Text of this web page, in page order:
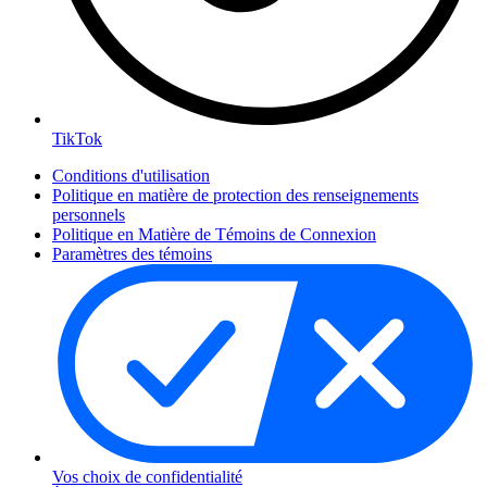
TikTok
Conditions d'utilisation
Politique en matière de protection des renseignements
personnels
Politique en Matière de Témoins de Connexion
Paramètres des témoins
Vos choix de confidentialité